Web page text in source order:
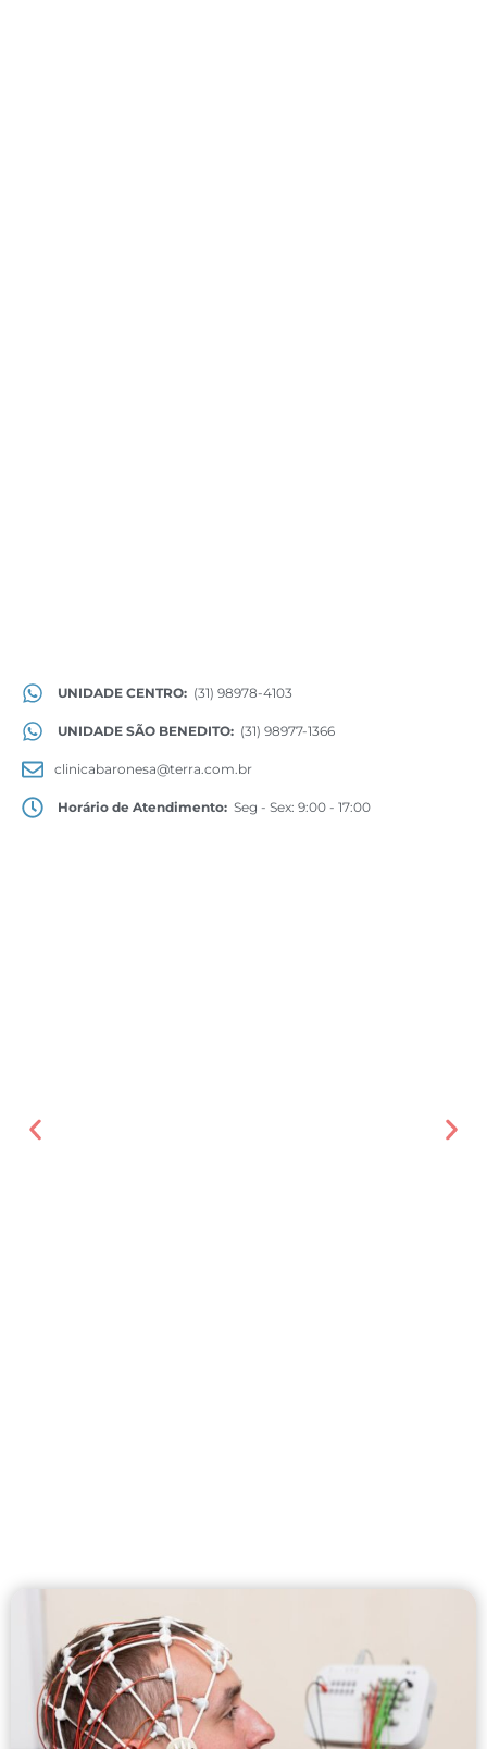
UNIDADE CENTRO: (31) 98978-4103
UNIDADE SÃO BENEDITO: (31) 98977-1366
clinicabaronesa@terra.com.br
Horário de Atendimento: Seg - Sex: 9:00 - 17:00